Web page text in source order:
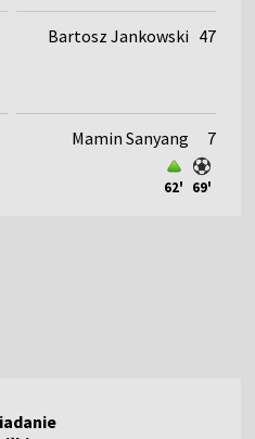
Bartosz Jankowski 47
62' 69'
Mamin Sanyang 7